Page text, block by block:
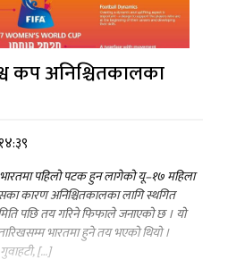
कप अनिश्चितकालका
पहिलो पटक हुन लागेको यू–१७ महिला
कारण अनिश्चितकालका लागि स्थगित
पछि तय गरिने फिफाले जनाएको छ । यो
भारतमा हुने तय भएको थियो ।
[…]